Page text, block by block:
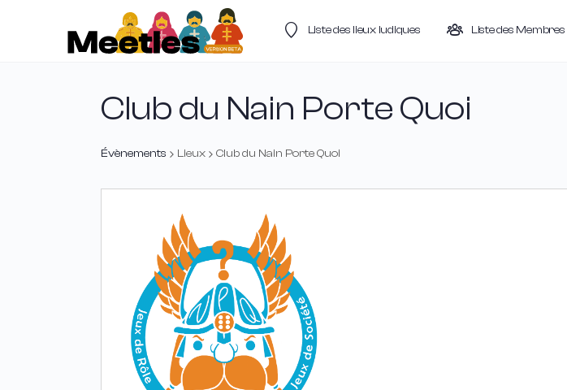
Liste des lieux ludiques Liste des Membres
Club du Nain Porte Quoi
Évènements Lieux Club du Nain Porte Quoi